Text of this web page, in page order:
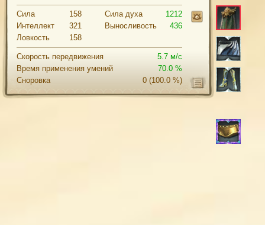
Сила
158
Интеллект
321
Ловкость
158
Cила духа
1212
Выносливость
436
Скорость передвижения
5.7 м/с
Время применения умений
70.0 %
Сноровка
(100.0 %)
0